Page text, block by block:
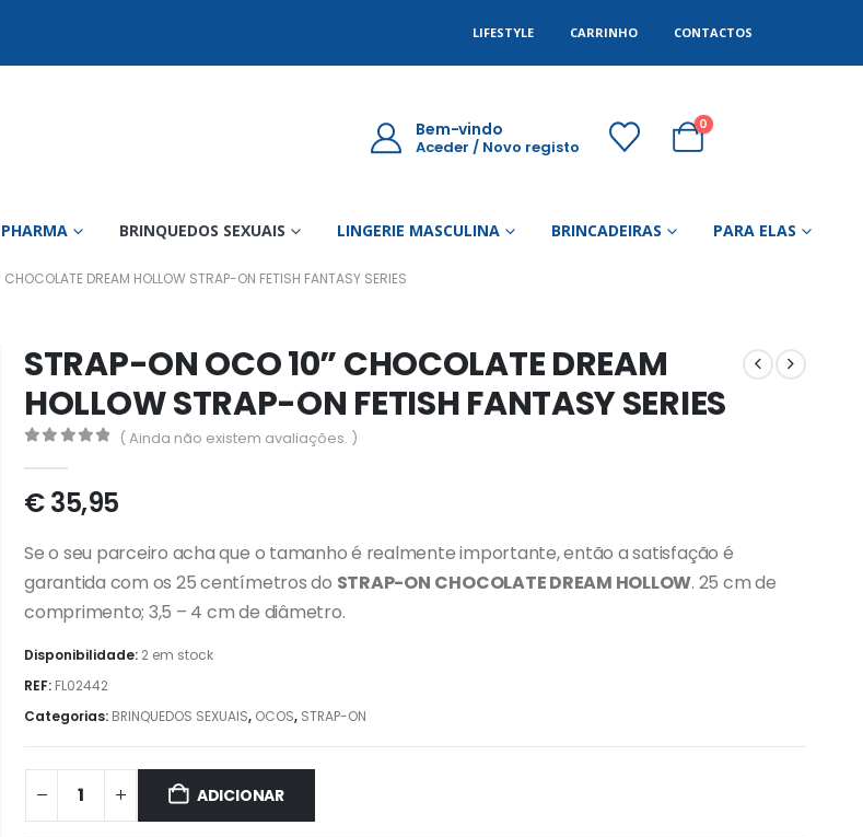
LIFESTYLE CARRINHO CONTACTOS
Bem-vindo
Aceder / Novo registo
0
PHARMA BRINQUEDOS SEXUAIS LINGERIE MASCULINA BRINCADEIRAS PARA ELAS
DREAM HOLLOW STRAP-ON FETISH FANTASY SERIES
STRAP-ON OCO 10” CHOCOLATE DREAM
HOLLOW STRAP-ON FETISH FANTASY SERIES
( Ainda não existem avaliações. )
€35,95
Se o seu parceiro acha que o tamanho é realmente importante, então a satisfação é
garantida com os 25 centímetros do STRAP-ON CHOCOLATE DREAM HOLLOW. 25 cm de
comprimento; 3,5 – 4 cm de diâmetro.
Disponibilidade: 2 em stock
REF: FL02442
Categorias: BRINQUEDOS SEXUAIS, OCOS, STRAP-ON
ADICIONAR